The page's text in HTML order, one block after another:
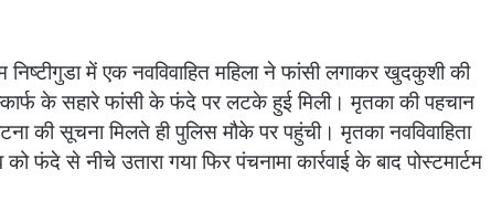
में एक नवविवाहित महिला ने फांसी लगाकर खुदकुशी की
के सहारे फांसी के फंदे पर लटके हुई मिली। मृतका की पहचान
की सूचना मिलते ही पुलिस मौके पर पहुंची। मृतका नवविवाहिता
फंदे से नीचे उतारा गया फिर पंचनामा कार्रवाई के बाद पोस्टमार्टम